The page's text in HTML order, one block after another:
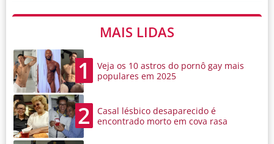
MAIS LIDAS
1
Veja os 10 astros do pornô gay mais
populares em 2025
2
Casal lésbico desaparecido é
encontrado morto em cova rasa